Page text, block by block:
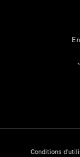
Conditions